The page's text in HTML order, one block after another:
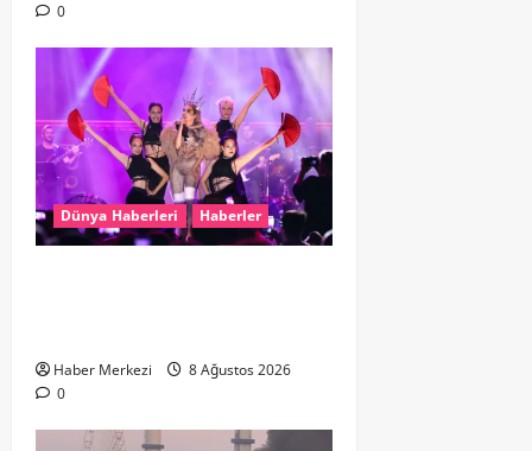
0
Dünya Haberleri Haberler
Haber Merkezi
8 Ağustos 2026
0